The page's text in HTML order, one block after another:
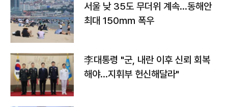
서울 낮 35도 무더위 계속…동해안
최대 150㎜ 폭우
李대통령 "군, 내란 이후 신뢰 회복
해야…지휘부 헌신해달라"